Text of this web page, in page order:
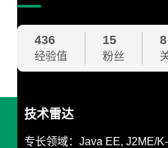
436
经验值
15
粉丝
8
技术雷达
专长领域：Java EE, J2ME/